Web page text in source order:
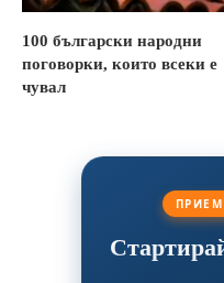
100 български народни
поговорки, които всеки е
чувал
ПРИЕМ